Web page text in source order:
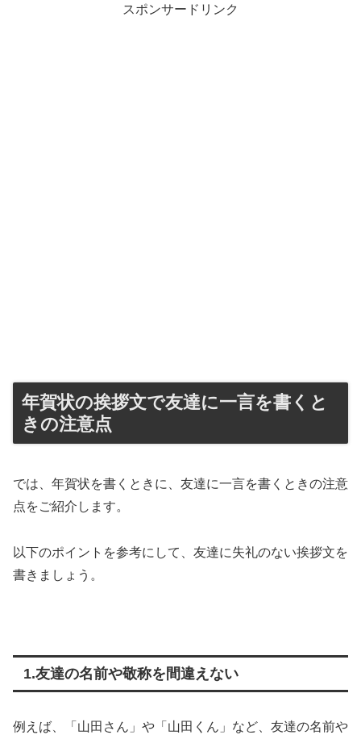
スポンサードリンク
年賀状の挨拶文で友達に一言を書くと
きの注意点
では、年賀状を書くときに、友達に一言を書くときの注意
点をご紹介します。
以下のポイントを参考にして、友達に失礼のない挨拶文を
書きましょう。
1.友達の名前や敬称を間違えない
例えば、「山田さん」や「山田くん」など、友達の名前や